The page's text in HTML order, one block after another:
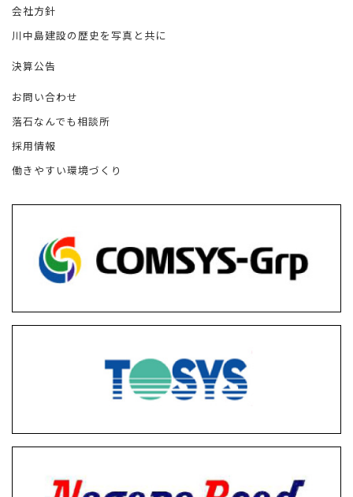
会社方針
川中島建設の歴史を写真と共に
決算公告
お問い合わせ
落石なんでも相談所
採用情報
働きやすい環境づくり